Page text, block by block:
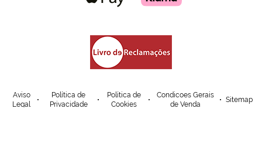
Aviso
Legal
Política de
Privacidade
Política de
Cookies
Condicoes Gerais
de Venda
Sitemap